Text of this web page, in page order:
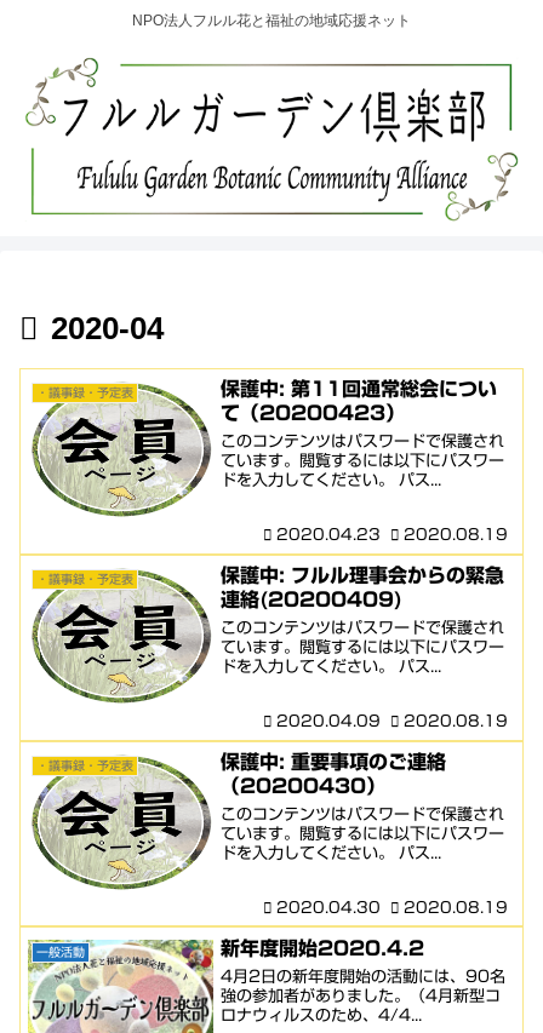
NPO法人フルル花と福祉の地域応援ネット
2020-04
・議事録・予定表
保護中: 第11回通常総会につい
て（20200423）
このコンテンツはパスワードで保護され
ています。閲覧するには以下にパスワー
ドを入力してください。 パス...
2020.04.23 2020.08.19
・議事録・予定表
保護中: フルル理事会からの緊急
連絡(20200409)
このコンテンツはパスワードで保護され
ています。閲覧するには以下にパスワー
ドを入力してください。 パス...
2020.04.09 2020.08.19
・議事録・予定表
保護中: 重要事項のご連絡
（20200430）
このコンテンツはパスワードで保護され
ています。閲覧するには以下にパスワー
ドを入力してください。 パス...
2020.04.30 2020.08.19
一般活動 新年度開始2020.4.2
4月2日の新年度開始の活動には、90名
強の参加者がありました。（4月新型コ
ロナウィルスのため、4/4...